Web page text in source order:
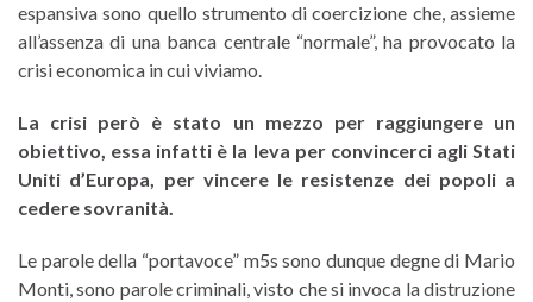
espansiva sono quello strumento di coercizione che, assieme
all’assenza di una banca centrale “normale”, ha provocato la
crisi economica in cui viviamo.
La crisi però è stato un mezzo per raggiungere un
obiettivo, essa infatti è la leva per convincerci agli Stati
Uniti d’Europa, per vincere le resistenze dei popoli a
cedere sovranità.
Le parole della “portavoce” m5s sono dunque degne di Mario
Monti, sono parole criminali, visto che si invoca la distruzione